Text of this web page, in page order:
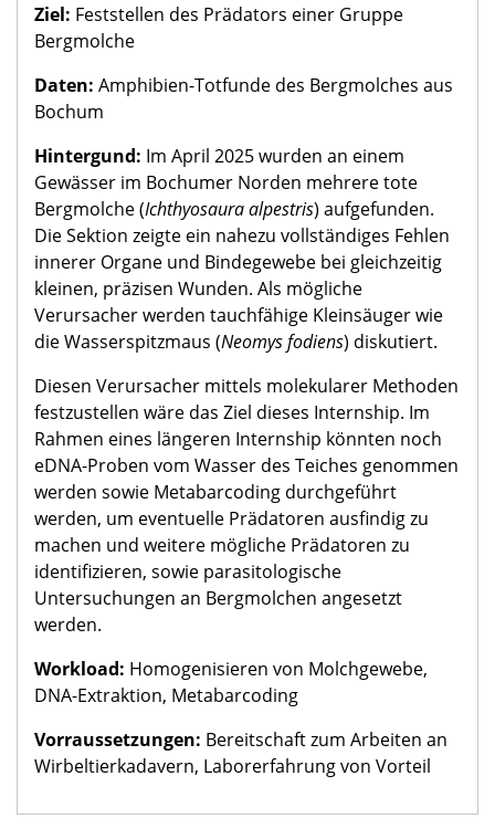
Ziel: Feststellen des Prädators einer Gruppe
Bergmolche
Daten: Amphibien-Totfunde des Bergmolches aus
Bochum
Hintergund: Im April 2025 wurden an einem
Gewässer im Bochumer Norden mehrere tote
Bergmolche (Ichthyosaura alpestris) aufgefunden.
Die Sektion zeigte ein nahezu vollständiges Fehlen
innerer Organe und Bindegewebe bei gleichzeitig
kleinen, präzisen Wunden. Als mögliche
Verursacher werden tauchfähige Kleinsäuger wie
die Wasserspitzmaus (Neomys fodiens) diskutiert.
Diesen Verursacher mittels molekularer Methoden
festzustellen wäre das Ziel dieses Internship. Im
Rahmen eines längeren Internship könnten noch
eDNA-Proben vom Wasser des Teiches genommen
werden sowie Metabarcoding durchgeführt
werden, um eventuelle Prädatoren ausfindig zu
machen und weitere mögliche Prädatoren zu
identifizieren, sowie parasitologische
Untersuchungen an Bergmolchen angesetzt
werden.
Workload: Homogenisieren von Molchgewebe,
DNA-Extraktion, Metabarcoding
Vorraussetzungen: Bereitschaft zum Arbeiten an
Wirbeltierkadavern, Laborerfahrung von Vorteil